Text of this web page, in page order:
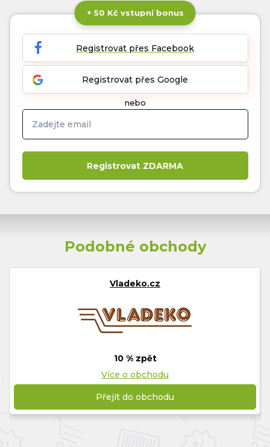
+ 50 Kč vstupní bonus
Registrovat přes Facebook
Registrovat přes Google
nebo
Podobné obchody
Vladeko.cz
10 % zpět
Více o obchodu
Přejít do obchodu